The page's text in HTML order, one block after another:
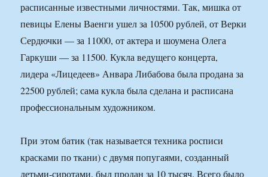
расписанные известными личностями. Так, мишка от
певицы Елены Ваенги ушел за 10500 рублей, от Верки
Сердючки — за 11000, от актера и шоумена Олега
Гаркуши — за 11500. Кукла ведущего концерта,
лидера «Лицедеев» Анвара Либабова была продана за
22500 рублей; сама кукла была сделана и расписана
профессиональным художником.
При этом батик (так называется техника росписи
красками по ткани) с двумя попугаями, созданный
детьми-сиротами, был продан за 10 тысяч. Всего было